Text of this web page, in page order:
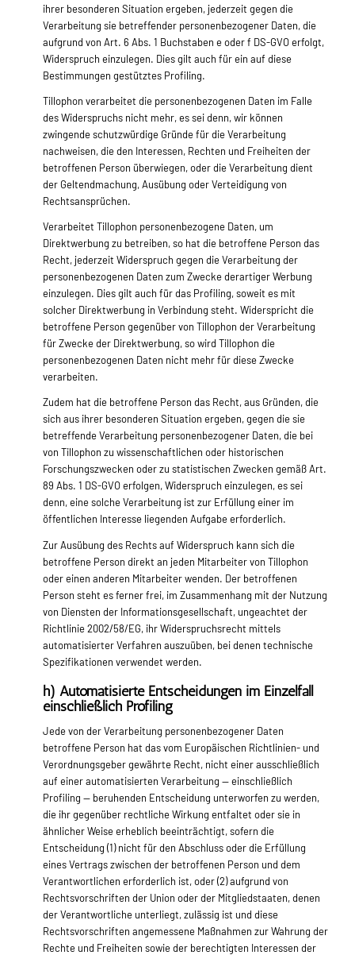
ihrer besonderen Situation ergeben, jederzeit gegen die
Verarbeitung sie betreffender personenbezogener Daten, die
aufgrund von Art. 6 Abs. 1 Buchstaben e oder f DS-GVO erfolgt,
Widerspruch einzulegen. Dies gilt auch für ein auf diese
Bestimmungen gestütztes Profiling.
Tillophon verarbeitet die personenbezogenen Daten im Falle
des Widerspruchs nicht mehr, es sei denn, wir können
zwingende schutzwürdige Gründe für die Verarbeitung
nachweisen, die den Interessen, Rechten und Freiheiten der
betroffenen Person überwiegen, oder die Verarbeitung dient
der Geltendmachung, Ausübung oder Verteidigung von
Rechtsansprüchen.
Verarbeitet Tillophon personenbezogene Daten, um
Direktwerbung zu betreiben, so hat die betroffene Person das
Recht, jederzeit Widerspruch gegen die Verarbeitung der
personenbezogenen Daten zum Zwecke derartiger Werbung
einzulegen. Dies gilt auch für das Profiling, soweit es mit
solcher Direktwerbung in Verbindung steht. Widerspricht die
betroffene Person gegenüber von Tillophon der Verarbeitung
für Zwecke der Direktwerbung, so wird Tillophon die
personenbezogenen Daten nicht mehr für diese Zwecke
verarbeiten.
Zudem hat die betroffene Person das Recht, aus Gründen, die
sich aus ihrer besonderen Situation ergeben, gegen die sie
betreffende Verarbeitung personenbezogener Daten, die bei
von Tillophon zu wissenschaftlichen oder historischen
Forschungszwecken oder zu statistischen Zwecken gemäß Art.
89 Abs. 1 DS-GVO erfolgen, Widerspruch einzulegen, es sei
denn, eine solche Verarbeitung ist zur Erfüllung einer im
öffentlichen Interesse liegenden Aufgabe erforderlich.
Zur Ausübung des Rechts auf Widerspruch kann sich die
betroffene Person direkt an jeden Mitarbeiter von Tillophon
oder einen anderen Mitarbeiter wenden. Der betroffenen
Person steht es ferner frei, im Zusammenhang mit der Nutzung
von Diensten der Informationsgesellschaft, ungeachtet der
Richtlinie 2002/58/EG, ihr Widerspruchsrecht mittels
automatisierter Verfahren auszuüben, bei denen technische
Spezifikationen verwendet werden.
h) Automatisierte Entscheidungen im Einzelfall
einschließlich Profiling
Jede von der Verarbeitung personenbezogener Daten
betroffene Person hat das vom Europäischen Richtlinien- und
Verordnungsgeber gewährte Recht, nicht einer ausschließlich
auf einer automatisierten Verarbeitung — einschließlich
Profiling — beruhenden Entscheidung unterworfen zu werden,
die ihr gegenüber rechtliche Wirkung entfaltet oder sie in
ähnlicher Weise erheblich beeinträchtigt, sofern die
Entscheidung (1) nicht für den Abschluss oder die Erfüllung
eines Vertrags zwischen der betroffenen Person und dem
Verantwortlichen erforderlich ist, oder (2) aufgrund von
Rechtsvorschriften der Union oder der Mitgliedstaaten, denen
der Verantwortliche unterliegt, zulässig ist und diese
Rechtsvorschriften angemessene Maßnahmen zur Wahrung der
Rechte und Freiheiten sowie der berechtigten Interessen der